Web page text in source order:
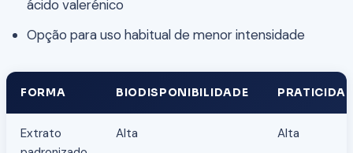
ácido valerénico
Opção para uso habitual de menor intensidade
FORMA BIODISPONIBILIDADE
Extrato
Alta Alta